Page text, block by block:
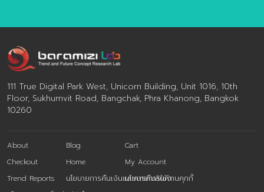
ก่อนที่เราจะเอ่ยปากถามเสียอีก ยุคของ
Citizen Dev […]
การโฆษณาเกิ
หลักฐานทางวิ
111 True Digital Park West, Unicorn Building, Unit 1016, 10th
Floor, Sukhumvit Road, Bangchak, Phra Khanong, Bangkok
10260
About Blog
Cart
Checkout
Home
My Account
Trend Reports
นโยบายการคืนเงินและการคืนสินค้า
นโยบายการใช้งานคุกกี้